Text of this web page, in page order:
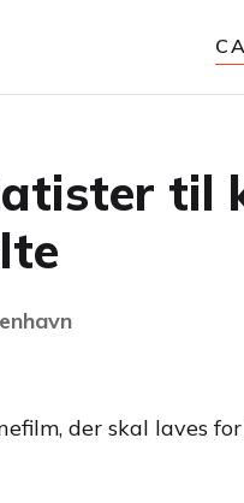
der skal laves for